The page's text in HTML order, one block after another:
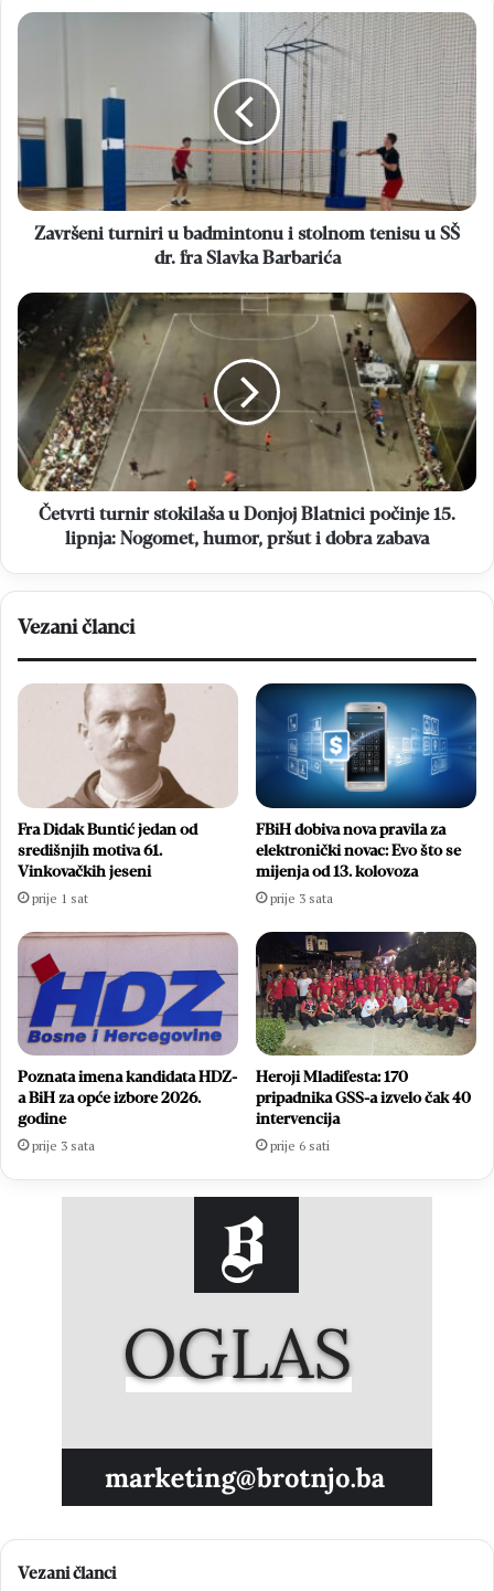
Završeni
i
stolnom
tenisu
u
SŠ
Barbarića
Završeni turniri u badmintonu i stolnom tenisu u SŠ
dr. fra Slavka Barbarića
Četvrti
turnir
stokilaša
Donjoj
Blatnici
počinje
15.
lipnja:
Nogomet,
zabava
Četvrti turnir stokilaša u Donjoj Blatnici počinje 15.
lipnja: Nogomet, humor, pršut i dobra zabava
Vezani članci
Fra Didak Buntić jedan od
središnjih motiva 61.
Vinkovačkih jeseni
prije 1 sat
FBiH dobiva nova pravila za
elektronički novac: Evo što se
mijenja od 13. kolovoza
prije 3 sata
Poznata imena kandidata HDZ-
a BiH za opće izbore 2026.
godine
prije 3 sata
Heroji Mladifesta: 170
pripadnika GSS-a izvelo čak 40
intervencija
prije 6 sati
Vezani članci